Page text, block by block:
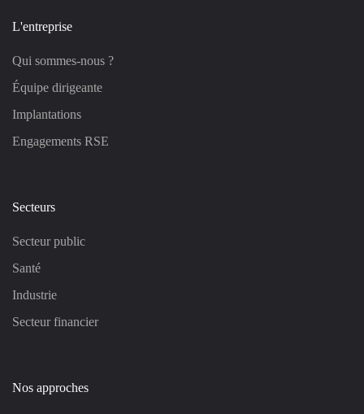
L'entreprise
Qui sommes-nous ?
Équipe dirigeante
Implantations
Engagements RSE
Secteurs
Secteur public
Santé
Industrie
Secteur financier
Nos approches